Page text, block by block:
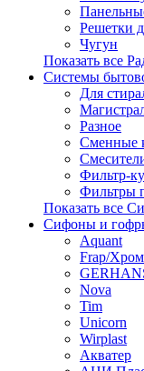
Решетки
Чугун
Показать все
Системы
Для
Разное
Сменные
Фильтр-
Фильтры
Показать все
Сифоны и
Aquant
Frap/Хром
Nova
Tim
Unicorn
Wirplast
Акватер